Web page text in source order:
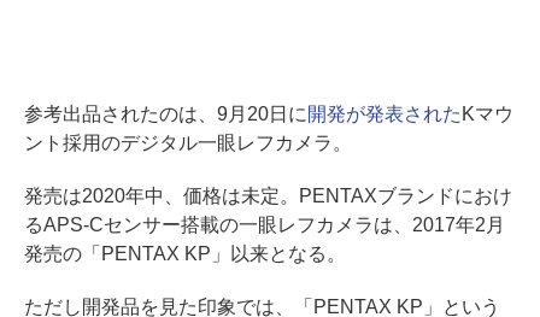
参考出品されたのは、9月20日に 開発が発表された Kマウ
ント採用のデジタル一眼レフカメラ。
発売は2020年中、価格は未定。PENTAXブランドにおけ
るAPS-Cセンサー搭載の一眼レフカメラは、2017年2月
発売の「PENTAX KP」以来となる。
ただし開発品を見た印象では、「PENTAX KP」という